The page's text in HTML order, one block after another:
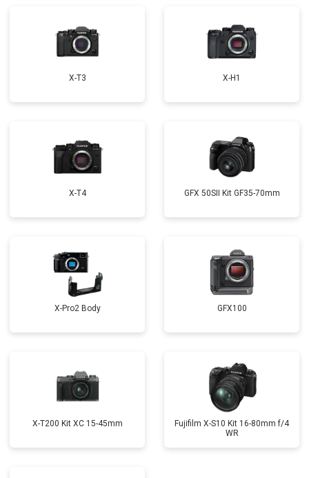
X-T3 X-H1
X-T4 GFX 50SII Kit GF35-70mm
X-Pro2 Body GFX100
X-T200 Kit XC 15-45mm
Fujifilm X-S10 Kit 16-80mm f/4
WR